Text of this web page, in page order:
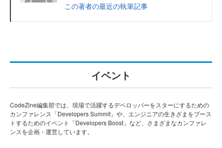
この著者の最近の執筆記事
イベント
CodeZine編集部では、現場で活躍するデベロッパーをスターにするための
カンファレンス「Developers Summit」や、エンジニアの生きざまをブース
トするためのイベント「Developers Boost」など、さまざまなカンファレ
ンスを企画・運営しています。